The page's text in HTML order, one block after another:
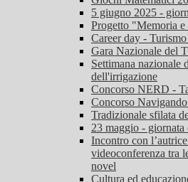
5 giugno 2025 -
Progetto "Memoria
Career day -
Gara Nazionale del
Settimana nazionale
dell'irrigazione
Concorso NERD -
Concorso
Tradizionale sfilata
23 maggio - giornata
Incontro con
videoconferenza tra
novel
Cultura ed